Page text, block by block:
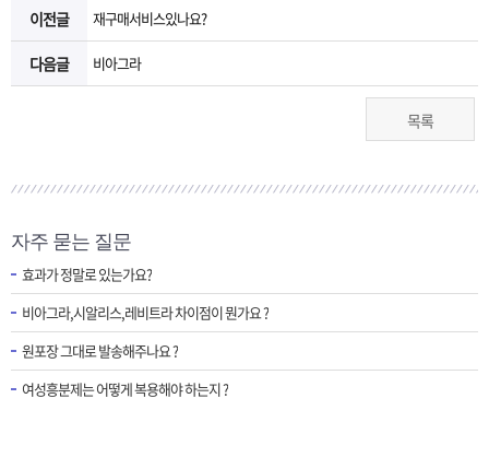
이전글 재구매서비스있나요?
다음글 비아그라
목록
자주 묻는 질문
효과가 정말로 있는가요?
비아그라,시알리스,레비트라 차이점이 뭔가요 ?
원포장 그대로 발송해주나요 ?
여성흥분제는 어떻게 복용해야 하는지 ?